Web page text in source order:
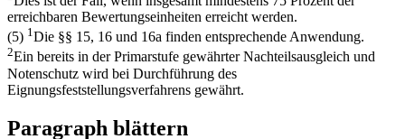
erreichbaren Bewertungseinheiten erreicht werden.
(5) 1Die §§ 15, 16 und 16a finden entsprechende Anwendung.
2Ein bereits in der Primarstufe gewährter Nachteilsausgleich und
Notenschutz wird bei Durchführung des
Eignungsfeststellungsverfahrens gewährt.
Paragraph blättern